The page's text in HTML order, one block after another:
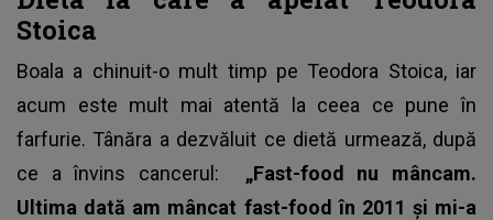
Stoica
Boala a chinuit-o mult timp pe Teodora Stoica, iar
acum este mult mai atentă la ceea ce pune în
farfurie. Tânăra a dezvăluit ce dietă urmează, după
ce a învins cancerul: „Fast-food nu mâncam.
Ultima dată am mâncat fast-food în 2011 și mi-a